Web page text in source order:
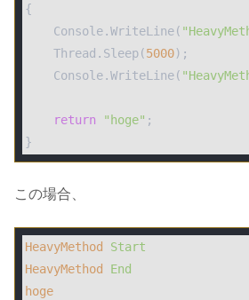
{
    Console.WriteLine(
    Thread.Sleep(
5000);
    Console.WriteLine(
return "hoge" ;
この場合、
HeavyMethod
Start
HeavyMethod
End
hoge